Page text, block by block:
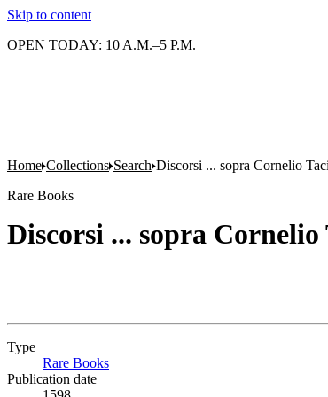
Skip to content
OPEN TODAY: 10 A.M.–5 P.M.
Home Collections Search Discorsi ... sopra Cornelio
Rare Books
Discorsi ... sopra
Type
Rare Books
Publication date